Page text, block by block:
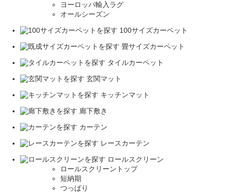
ヨーロッパ輸入ラグ
オールシーズン
100サイズカーペット
畳サイズカーペット
タイルカーペット
玄関マット
キッチンマット
廊下敷き
カーテン
レースカーテン
ロールスクリーン
ロールスクリーントップ
短納期
つっぱり